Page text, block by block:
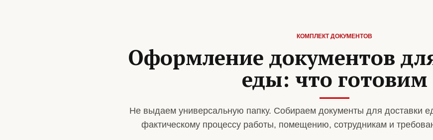
КОМПЛЕКТ ДОКУМЕНТОВ
Оформление документов
еды: что готовим
Не выдаем универсальную папку. Собираем документы для доставки
фактическому процессу работы, помещению, сотрудникам и